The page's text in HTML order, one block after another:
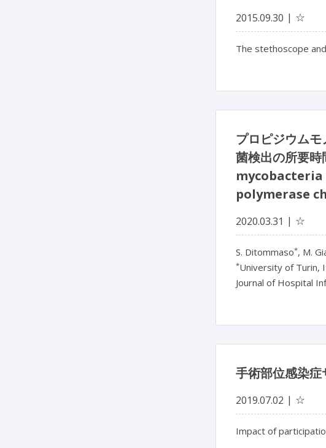
2015.09.30 ☆
The stethoscope
プロピジウム
菌検出の所要
polymerase
2020.03.31 ☆
S. Ditommaso*, M.
*University of Turin,
Journal of Hospital
手術部位感染
2019.07.02 ☆
Impact of